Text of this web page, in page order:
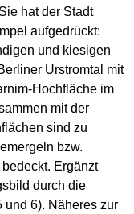
hat der Stadt
aufgedrückt:
und kiesigen
Urstromtal mit
Hochfläche im
mit der
sind zu
bzw.
Ergänzt
durch die
und 6). Näheres zur